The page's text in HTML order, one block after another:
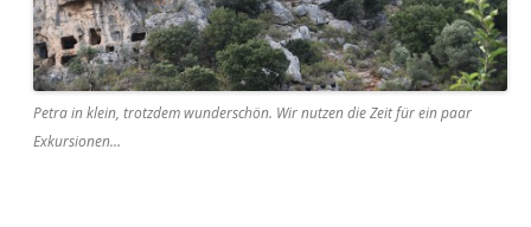
Petra in klein, trotzdem wunderschön. Wir nutzen die Zeit für ein paar
Exkursionen…